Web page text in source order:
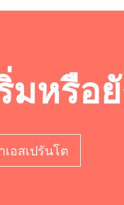
หรือยั
อสเปรันโต